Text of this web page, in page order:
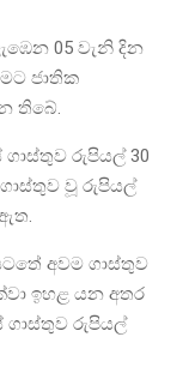
05 වැනි දින
ජාතික
තිබේ.
ගාස්තුව රුපියල් 30
වූ රුපියල්
අවම ගාස්තුව
ඉහළ යන අතර
ගාස්තුව රුපියල්